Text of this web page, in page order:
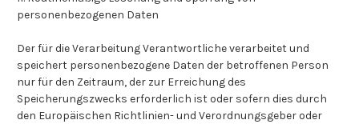
personenbezogenen Daten
Der für die Verarbeitung Verantwortliche verarbeitet und
speichert personenbezogene Daten der betroffenen Person
nur für den Zeitraum, der zur Erreichung des
Speicherungszwecks erforderlich ist oder sofern dies durch
den Europäischen Richtlinien- und Verordnungsgeber oder